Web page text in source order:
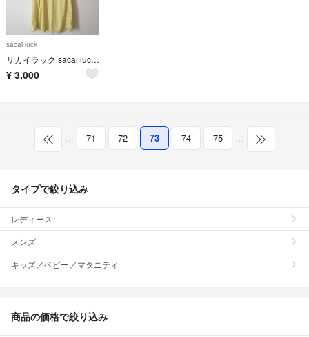
sacai luck
サカイラック sacai luck レース切替ワンピース イエロー
¥ 3,000
… 71 72 73 74 75 …
タイプで絞り込み
レディース
メンズ
キッズ／ベビー／マタニティ
商品の価格で絞り込み